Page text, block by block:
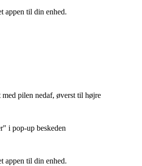
appen til din enhed.
pilen nedaf, øverst til højre
i pop-up beskeden
appen til din enhed.